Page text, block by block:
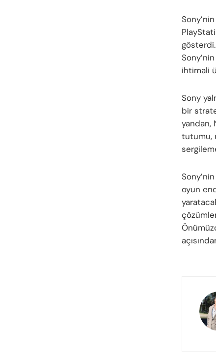
ihtimali
Sony
bir
yandan,
tutumu,
oyun